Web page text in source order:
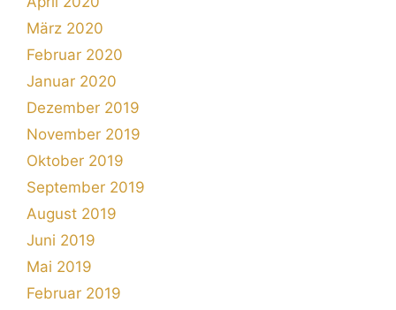
März 2020
Februar 2020
Januar 2020
Dezember 2019
November 2019
Oktober 2019
September 2019
August 2019
Juni 2019
Mai 2019
Februar 2019